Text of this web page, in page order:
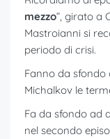
mezzo”, girato a
Mastroianni si
periodo di crisi.
Fanno da sfondo
Michalkov le
Fa da sfondo ad
nel secondo